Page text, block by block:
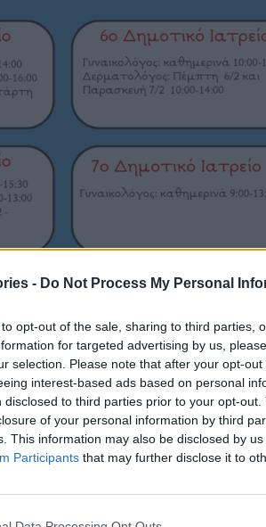
- Do Not Process My Personal
opt-out of the sale, sharing to third parties,
for targeted advertising by us,
selection. Please note that after your opt-
interest-based ads based on personal
disclosed to third parties prior to your opt-
of your personal information by third
This information may also be disclosed by
Participants that may further disclose it to